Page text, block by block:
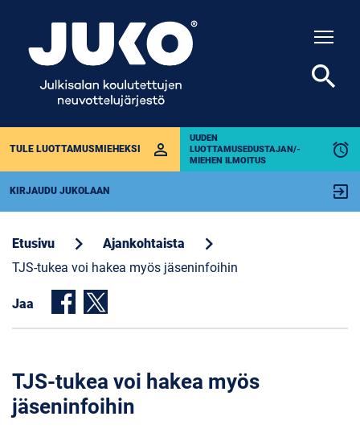
TULE LUOTTAMUSMIEHEKSI perm_identity
UUDEN
LUOTTAMUSEDUSTAJAN/-
MIEHEN ILMOITUS
alarm
KIRJAUDU JUKOLAAN exit_to_app
search
Etusivu chevron_right Ajankohtaista chevron_right
TJS-tukea voi hakea myös jäseninfoihin
Jaa
TJS-tukea voi hakea myös
jäseninfoihin